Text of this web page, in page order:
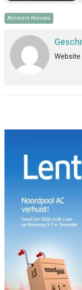
Almeers Nieuws
Website